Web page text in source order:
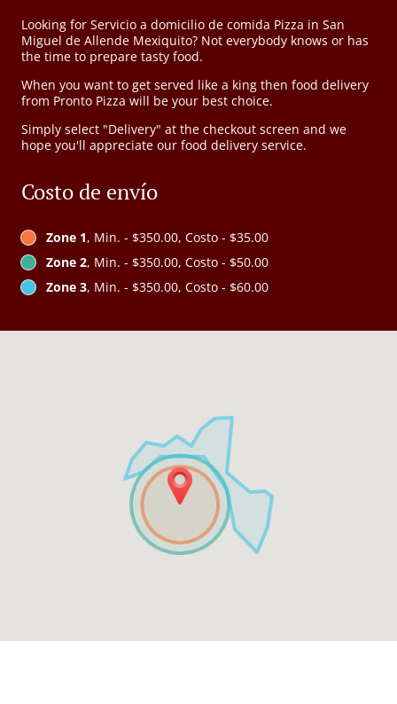
Looking for Servicio a domicilio de comida Pizza in San
Miguel de Allende Mexiquito? Not everybody knows or has
the time to prepare tasty food.
When you want to get served like a king then food delivery
from Pronto Pizza will be your best choice.
Simply select "Delivery" at the checkout screen and we
hope you'll appreciate our food delivery service.
Costo de envío
Zone 1, Min. - $350.00, Costo - $35.00
Zone 2, Min. - $350.00, Costo - $50.00
Zone 3, Min. - $350.00, Costo - $60.00